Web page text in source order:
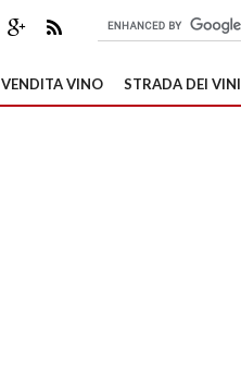
VENDITA VINO STRADA DEI VINI